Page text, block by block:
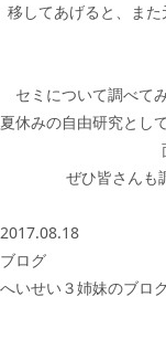
移してあげると、また
セミについて調べて
夏休みの自由研究とし
ぜひ皆さんも
2017.08.18
ブログ
へいせい３姉妹のブロ